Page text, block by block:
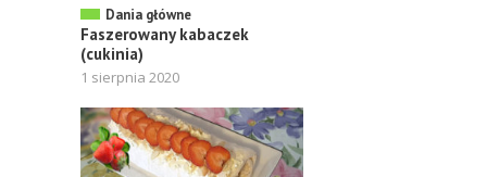
Dania główne
Faszerowany kabaczek
(cukinia)
1 sierpnia 2020